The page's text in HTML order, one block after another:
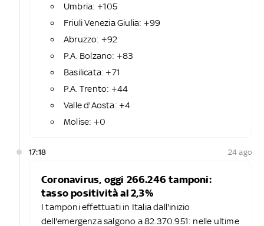
Umbria: +105
Friuli Venezia Giulia: +99
Abruzzo: +92
P.A. Bolzano: +83
Basilicata: +71
P.A. Trento: +44
Valle d'Aosta: +4
Molise: +0
17:18 24 ago
Coronavirus, oggi 266.246 tamponi:
tasso positività al 2,3%
I tamponi effettuati in Italia dall'inizio
dell'emergenza salgono a 82.370.951: nelle ultime